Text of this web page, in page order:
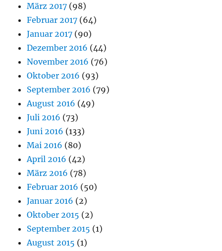
März 2017 (98)
Februar 2017 (64)
Januar 2017 (90)
Dezember 2016 (44)
November 2016 (76)
Oktober 2016 (93)
September 2016 (79)
August 2016 (49)
Juli 2016 (73)
Juni 2016 (133)
Mai 2016 (80)
April 2016 (42)
März 2016 (78)
Februar 2016 (50)
Januar 2016 (2)
Oktober 2015 (2)
September 2015 (1)
August 2015 (1)